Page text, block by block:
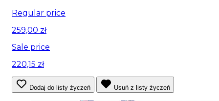
Regular price
259,00 zł
Sale price
220,15 zł
Dodaj do listy życzeń Usuń z listy życzeń